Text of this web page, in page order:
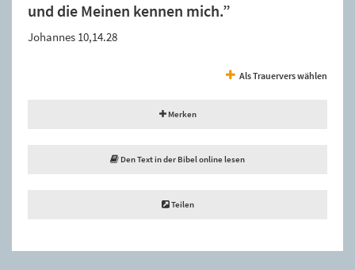
und die Meinen kennen mich.”
Johannes 10,14.28
Als Trauervers wählen
Merken
Den Text in der Bibel online lesen
Teilen